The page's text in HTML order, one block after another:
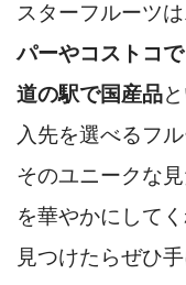
スターフルーツは
パーやコストコ
道の駅で国産品
入先を選べるフル
そのユニークな
を華やかにして
見つけたらぜひ